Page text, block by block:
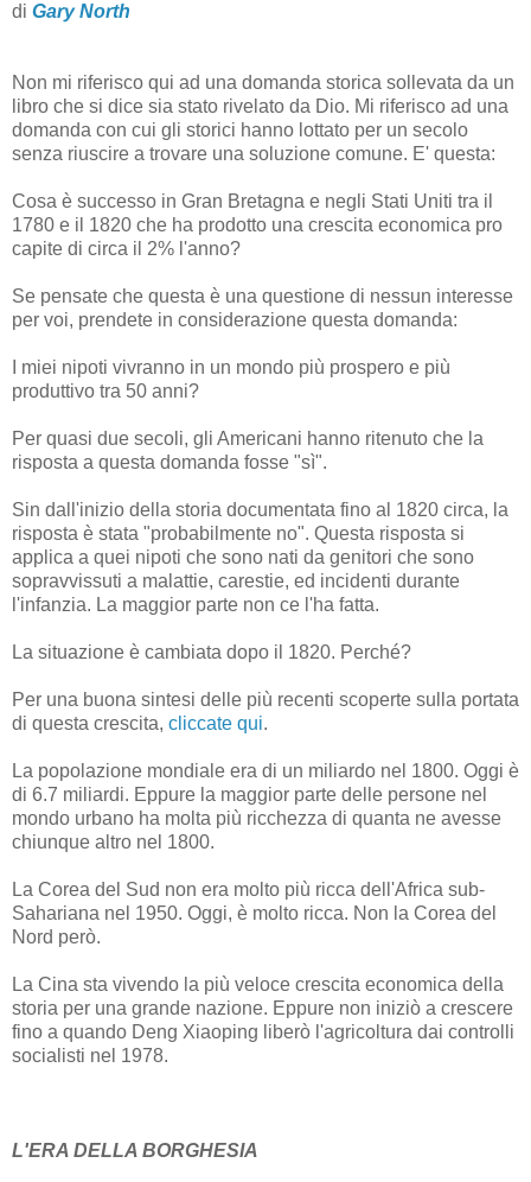
di Gary North
Non mi riferisco qui ad una domanda storica sollevata da un
libro che si dice sia stato rivelato da Dio. Mi riferisco ad una
domanda con cui gli storici hanno lottato per un secolo
senza riuscire a trovare una soluzione comune. E' questa:
Cosa è successo in Gran Bretagna e negli Stati Uniti tra il
1780 e il 1820 che ha prodotto una crescita economica pro
capite di circa il 2% l'anno?
Se pensate che questa è una questione di nessun interesse
per voi, prendete in considerazione questa domanda:
I miei nipoti vivranno in un mondo più prospero e più
produttivo tra 50 anni?
Per quasi due secoli, gli Americani hanno ritenuto che la
risposta a questa domanda fosse "sì".
Sin dall'inizio della storia documentata fino al 1820 circa, la
risposta è stata "probabilmente no". Questa risposta si
applica a quei nipoti che sono nati da genitori che sono
sopravvissuti a malattie, carestie, ed incidenti durante
l'infanzia. La maggior parte non ce l'ha fatta.
La situazione è cambiata dopo il 1820. Perché?
Per una buona sintesi delle più recenti scoperte sulla portata
di questa crescita, cliccate qui.
La popolazione mondiale era di un miliardo nel 1800. Oggi è
di 6.7 miliardi. Eppure la maggior parte delle persone nel
mondo urbano ha molta più ricchezza di quanta ne avesse
chiunque altro nel 1800.
La Corea del Sud non era molto più ricca dell'Africa sub-
Sahariana nel 1950. Oggi, è molto ricca. Non la Corea del
Nord però.
La Cina sta vivendo la più veloce crescita economica della
storia per una grande nazione. Eppure non iniziò a crescere
fino a quando Deng Xiaoping liberò l'agricoltura dai controlli
socialisti nel 1978.
L'ERA DELLA BORGHESIA